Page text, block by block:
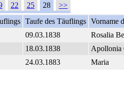
22 25 28
>>
Taufe des Täuflings Vorname
09.03.1838 Rosalia
18.03.1838 Apollonia
24.03.1883 Maria